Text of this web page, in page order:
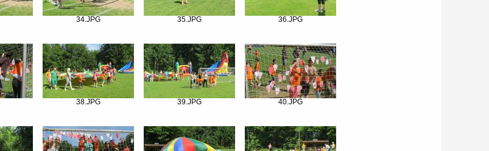
34.JPG 35.JPG 36.JPG
38.JPG 39.JPG 40.JPG